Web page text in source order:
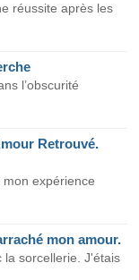
réussite après les
l’obscurité
Retrouvé.
expérience
mon amour.
la sorcellerie. J'étais